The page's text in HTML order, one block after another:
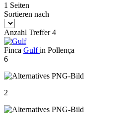
1 Seiten
Sortieren nach
Anzahl Treffer 4
Finca Gulfin Pollença
6
2